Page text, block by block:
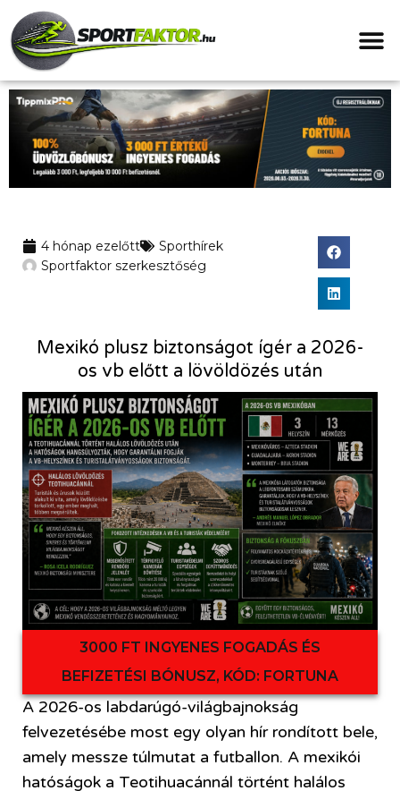
4 hónap ezelőtt
Sporthírek
Sportfaktor szerkesztőség
3000 FT INGYENES FOGADÁS ÉS
BEFIZETÉSI BÓNUSZ, KÓD: FORTUNA
Mexikó plusz biztonságot ígér a 2026-
os vb előtt a lövöldözés után
A 2026-os labdarúgó-világbajnokság
felvezetésébe most egy olyan hír rondított bele,
amely messze túlmutat a futballon. A mexikói
hatóságok a Teotihuacánnál történt halálos